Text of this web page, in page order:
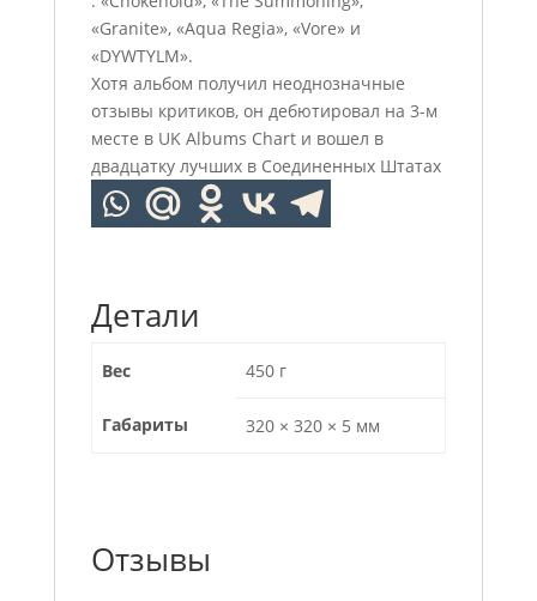
«Granite», «Aqua Regia», «Vore» и
«DYWTYLM».
Хотя альбом получил неоднозначные
отзывы критиков, он дебютировал на 3-м
месте в UK Albums Chart и вошел в
двадцатку лучших в Соединенных Штатах
Детали
Вес 450 г
Габариты 320 × 320 × 5 мм
Отзывы